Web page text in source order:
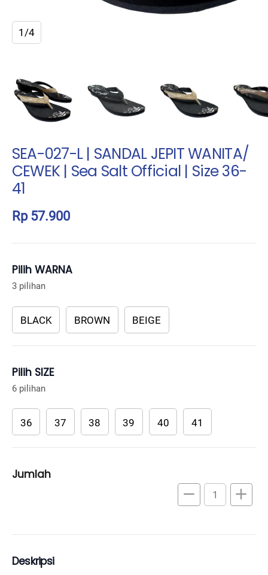
1/4
SEA-027-L | SANDAL JEPIT WANITA/
CEWEK | Sea Salt Official | Size 36-
41
Rp 57.900
Pilih WARNA
3 pilihan
BLACK BROWN BEIGE
Pilih SIZE
6 pilihan
36 37 38 39 40 41
Jumlah
remove add
Deskripsi